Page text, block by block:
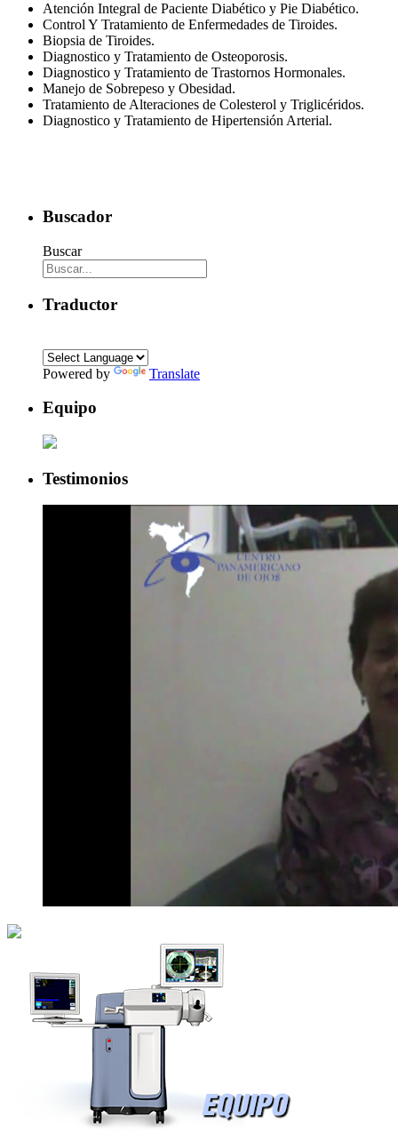
Atención Integral de Paciente Diabético y Pie Diabético.
Control Y Tratamiento de Enfermedades de Tiroides.
Biopsia de Tiroides.
Diagnostico y Tratamiento de Osteoporosis.
Diagnostico y Tratamiento de Trastornos Hormonales.
Manejo de Sobrepeso y Obesidad.
Tratamiento de Alteraciones de Colesterol y Triglicéridos.
Diagnostico y Tratamiento de Hipertensión Arterial.
Buscador
Buscar
Traductor
Powered by Translate
Equipo
Testimonios